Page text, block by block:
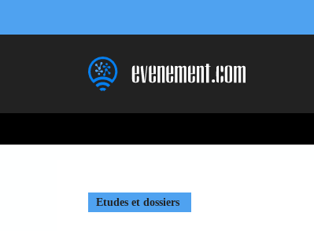
Etudes et dossiers